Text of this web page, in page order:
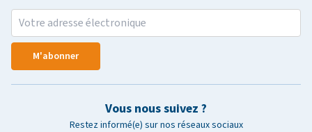
M'abonner
Vous nous suivez ?
Restez informé(e) sur nos réseaux sociaux